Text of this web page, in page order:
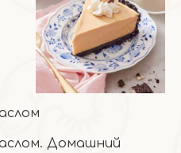
Домашний